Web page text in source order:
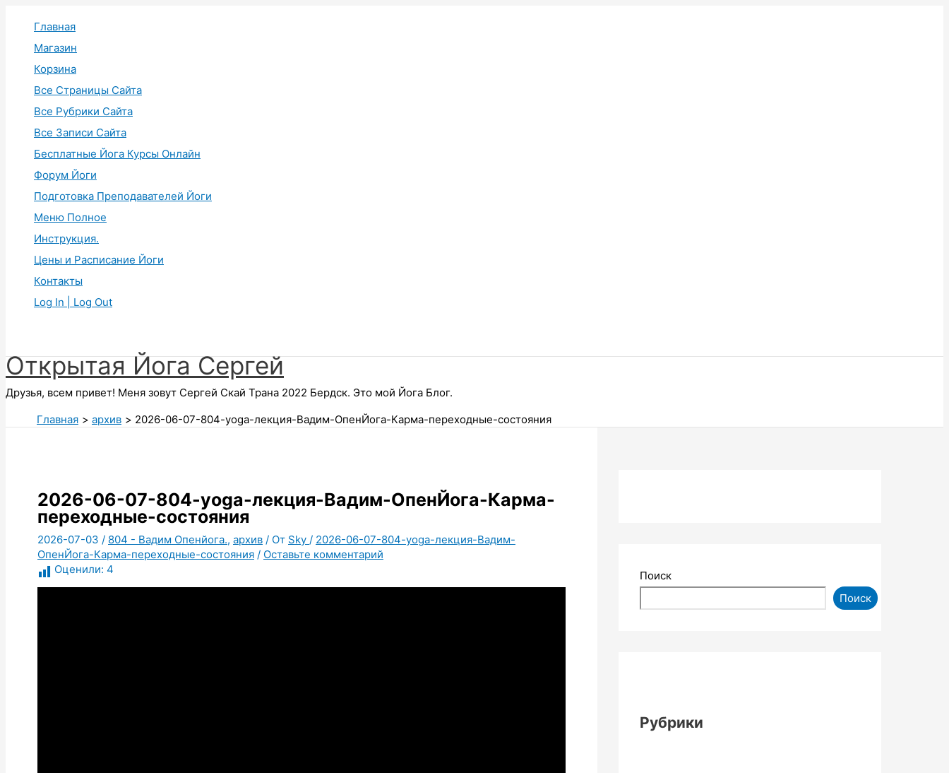
содержимому
Главная
Магазин
Корзина
Все Страницы Сайта
Все Рубрики Сайта
Все Записи Сайта
Бесплатные Йога Курсы Онлайн
Форум Йоги
Подготовка Преподавателей Йоги
Меню Полное
Инструкция.
Цены и Расписание Йоги
Контакты
Log In | Log Out
Открытая Йога Сергей
Друзья, всем привет! Меня зовут Сергей Скай Трана 2022 Бердск. Это мой Йога Блог.
Главная
архив 2026-06-07-804-yoga-лекция-Вадим-ОпенЙога-Карма-переходные-состояния
2026-06-07-804-yoga-лекция-Вадим-ОпенЙога-Карма-
переходные-состояния
2026-07-03 / 804 - Вадим Опенйога., архив / От Sky / 2026-06-07-804-yoga-лекция-Вадим-
ОпенЙога-Карма-переходные-состояния / Оставьте комментарий
Оценили: 4
Поиск
Поиск
Рубрики